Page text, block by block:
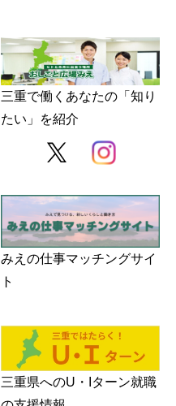
三重で働くあなたの「知り
たい」を紹介
みえの仕事マッチングサイ
ト
三重県へのU・Iターン就職